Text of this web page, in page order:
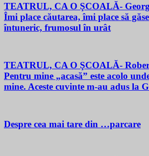
TEATRUL, CA O ŞCOALĂ-
Îmi place căutarea, îmi place să
întuneric, frumosul în urât
TEATRUL, CA O ŞCOALĂ-
Pentru mine „acasă” este acolo
mine. Aceste cuvinte m-au adus la
Despre cea mai tare din …parcare